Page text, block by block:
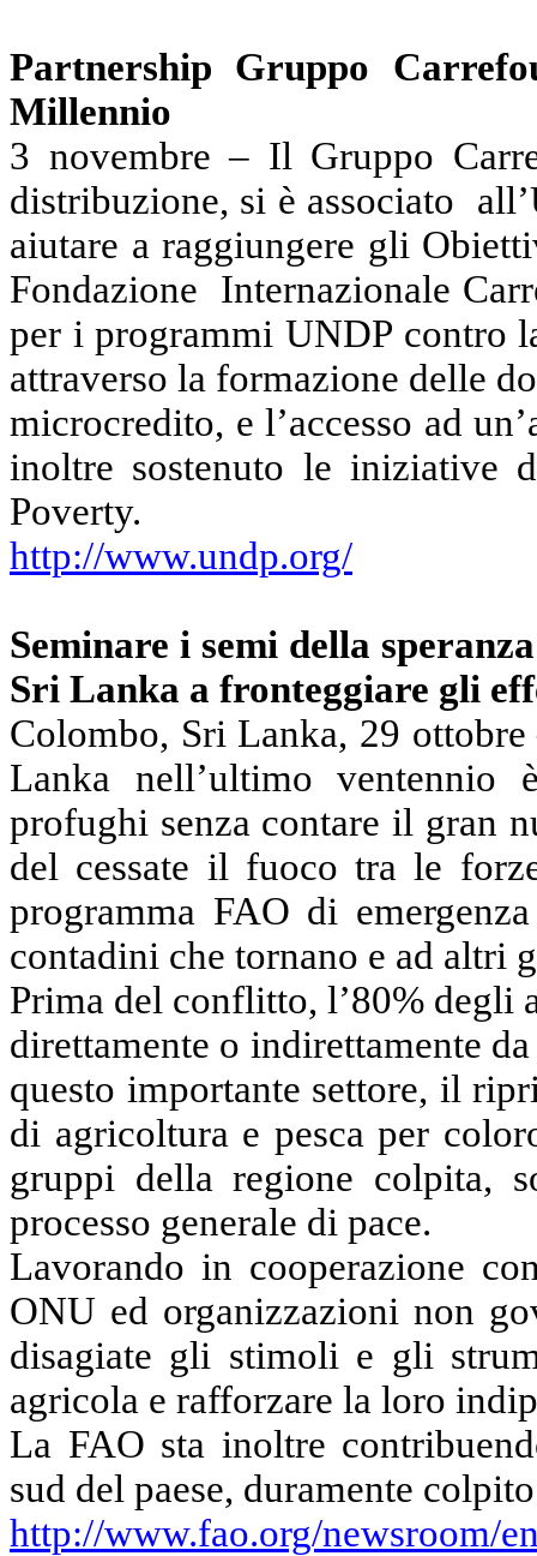
Partnership Gruppo
Millennio
3 novembre – Il Gruppo
distribuzione, si è associato
aiutare a raggiungere gli
Fondazione Internazionale
per i programmi UNDP contro
attraverso la formazione delle
microcredito, e l’accesso ad
inoltre sostenuto le iniziative
Poverty.
http://www.undp.org/
Seminare i semi della
Sri Lanka a fronteggiare gli
Colombo, Sri Lanka, 29
Lanka nell’ultimo
profughi senza contare il gran
del cessate il fuoco tra le
programma FAO di
contadini che tornano e ad altri
Prima del conflitto, l’80% degli
direttamente o indirettamente
questo importante settore, il
di agricoltura e pesca per
gruppi della regione colpita,
processo generale di pace.
Lavorando in cooperazione
ONU ed organizzazioni non
disagiate gli stimoli e gli
agricola e rafforzare la loro
La FAO sta inoltre
sud del paese, duramente
http://www.fao.org/newsroom/